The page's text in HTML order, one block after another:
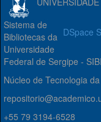
DSpace
Sistema de
Bibliotecas da
Universidade
Federal de Sergipe -
Núcleo de Tecnologia
+55 79 3194-6528